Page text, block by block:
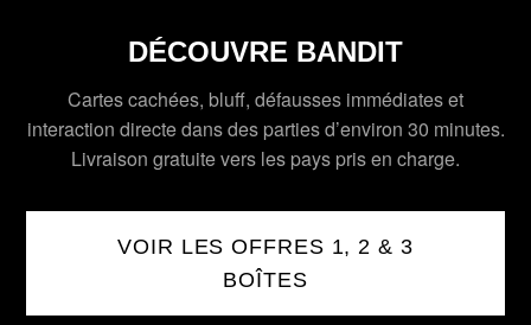
DÉCOUVRE BANDIT
Cartes cachées, bluff, défausses immédiates et
interaction directe dans des parties d’environ 30 minutes.
Livraison gratuite vers les pays pris en charge.
VOIR LES OFFRES 1, 2 & 3
BOÎTES